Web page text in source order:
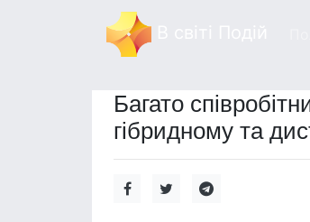
Багато
гібридному та